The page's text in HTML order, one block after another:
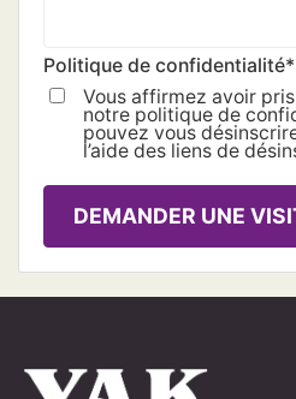
Politique de confidentialité*
Vous affirmez avoir
notre politique de
pouvez vous
l’aide des liens de
DEMANDER UNE